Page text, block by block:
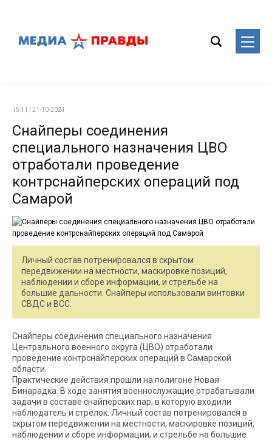
15:11 | 21-10-2024
Снайперы соединения
специального назначения ЦВО
отработали проведение
контрснайперских операций под
Самарой
Личный состав потренировался в скрытом
передвижении на местности, маскировке позиций,
наблюдении и сборе информации, и стрельбе на
большие дальности. Снайперы использовали винтовки
СВДС и ВСС.
Снайперы соединения специального назначения
Центрального военного округа (ЦВО) отработали
проведение контрснайперских операций в Самарской
области.
Практические действия прошли на полигоне Новая
Бинарадка. В ходе занятия военнослужащие отрабатывали
задачи в составе снайперских пар, в которую входили
наблюдатель и стрелок. Личный состав потренировался в
скрытом передвижении на местности, маскировке позиций,
наблюдении и сборе информации, и стрельбе на большие